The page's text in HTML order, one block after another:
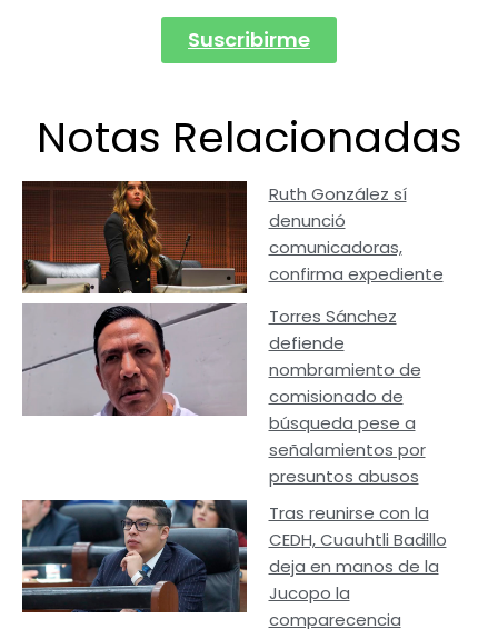
Suscribirme
Notas Relacionadas
Ruth González sí
denunció
comunicadoras,
confirma expediente
Torres Sánchez
defiende
nombramiento de
comisionado de
búsqueda pese a
señalamientos por
presuntos abusos
Tras reunirse con la
CEDH, Cuauhtli Badillo
deja en manos de la
Jucopo la
comparecencia